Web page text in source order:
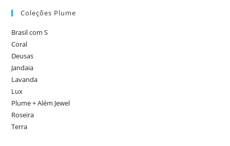
Coleções Plume
Brasil com S
Coral
Deusas
Jandaia
Lavanda
Lux
Plume + Além Jewel
Roseira
Terra